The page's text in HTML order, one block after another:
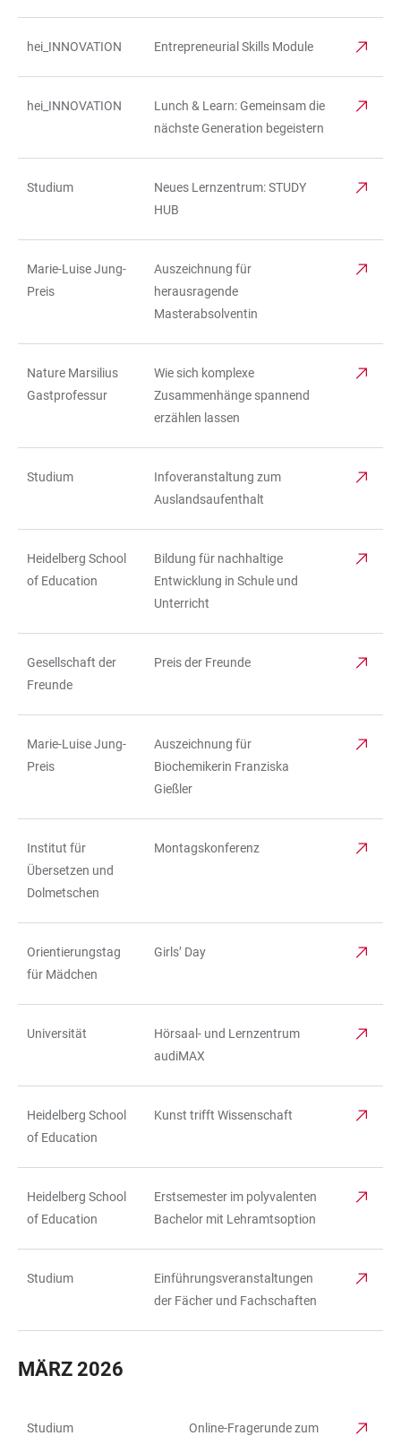
hei_INNOVATION Entrepreneurial Skills Module
hei_INNOVATION
Lunch & Learn: Gemeinsam die
nächste Generation begeistern
Studium
Neues Lernzentrum: STUDY
HUB
Marie-Luise Jung-
Preis
Auszeichnung für
herausragende
Masterabsolventin
Nature Marsilius
Gastprofessur
Wie sich komplexe
Zusammenhänge spannend
erzählen lassen
Studium
Infoveranstaltung zum
Auslandsaufenthalt
Heidelberg School
of Education
Bildung für nachhaltige
Entwicklung in Schule und
Unterricht
Gesellschaft der
Freunde
Preis der Freunde
Marie-Luise Jung-
Preis
Auszeichnung für
Biochemikerin Franziska
Gießler
Institut für
Übersetzen und
Dolmetschen
Montagskonferenz
Orientierungstag
für Mädchen
Girls’ Day
Universität
Hörsaal- und Lernzentrum
audiMAX
Heidelberg School
of Education
Kunst trifft Wissenschaft
Heidelberg School
of Education
Erstsemester im polyvalenten
Bachelor mit Lehramtsoption
Studium
Einführungsveranstaltungen
der Fächer und Fachschaften
MÄRZ 2026
Studium
Online-Fragerunde zum